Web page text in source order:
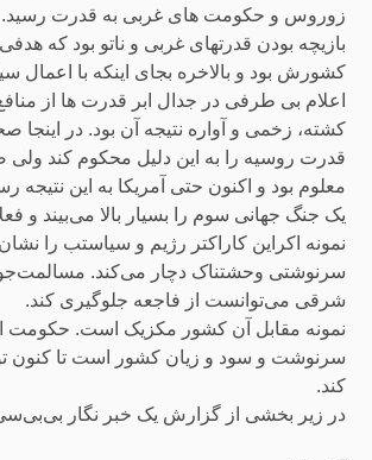
زوروس و حکومت های غربی به قدرت رسید.
بازیچه بودن قدرتهای غربی و ناتو بود که
کشورش بود و بالاخره بجای اینکه با اعمال
اعلام بی طرفی در جدال ابر قدرت ها از
کشته، زخمی و آواره نتیجه آن بود. در اینجا
قدرت روسیه را به این دلیل محکوم کند ولی
معلوم بود و اکنون حتی آمریکا به این
یک جنگ جهانی سوم را بسیار بالا می‌بیند و
نمونه اکراین کاراکتر رژیم و سیاستب را
سرنوشتی وحشتناک دچار می‌کند.
شرقی می‌توانست از فاجعه جلوگیری کند.
سرنوشت و سود و زیان کشور است تا کنون
کند.
در زیر بخشی از گزارش یک خبر نگار